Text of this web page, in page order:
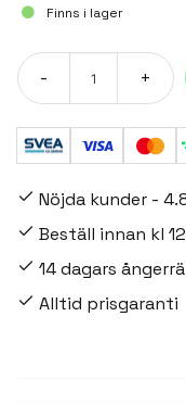
Finns i lager
- +
Nöjda kunder -
Beställ innan kl
14 dagars
Alltid prisgaranti